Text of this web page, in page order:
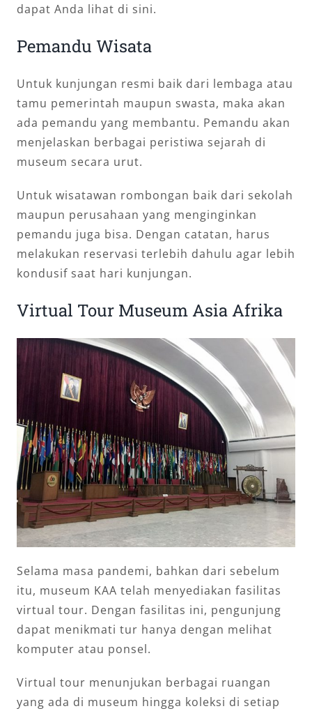
dapat Anda lihat di sini.
Pemandu Wisata
Untuk kunjungan resmi baik dari lembaga atau
tamu pemerintah maupun swasta, maka akan
ada pemandu yang membantu. Pemandu akan
menjelaskan berbagai peristiwa sejarah di
museum secara urut.
Untuk wisatawan rombongan baik dari sekolah
maupun perusahaan yang menginginkan
pemandu juga bisa. Dengan catatan, harus
melakukan reservasi terlebih dahulu agar lebih
kondusif saat hari kunjungan.
Virtual Tour Museum Asia Afrika
Selama masa pandemi, bahkan dari sebelum
itu, museum KAA telah menyediakan fasilitas
virtual tour. Dengan fasilitas ini, pengunjung
dapat menikmati tur hanya dengan melihat
komputer atau ponsel.
Virtual tour menunjukan berbagai ruangan
yang ada di museum hingga koleksi di setiap